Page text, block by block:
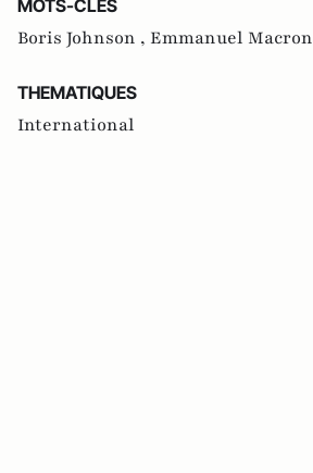
MOTS-CLES
Boris Johnson , Emmanuel Macron
THEMATIQUES
International